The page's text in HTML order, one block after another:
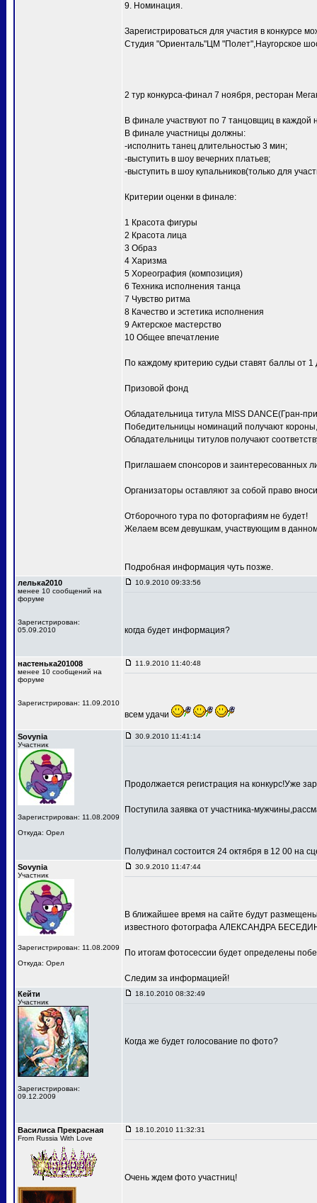
9. Номинация.
Зарегистрироваться для участия в конкурсе
Студия "Ориенталь"ЦМ "Полет",Наугорское
2 тур конкурса-финал 7 ноября, ресторан
В финале участвуют по 7 танцовщиц в каждой
В финале участницы должны:
-исполнить танец длительностью 3 мин;
-выступить в шоу вечерних платьев;
-выступить в шоу купальников(только для
Критерии оценки в финале:
1 Красота фигуры
2 Красота лица
3 Образ
4 Харизма
5 Хореография (композиция)
6 Техника исполнения танца
7 Чувство ритма
8 Качество и эстетика исполнения
9 Актерское мастерство
10 Общее впечатление
По каждому критерию судьи ставят баллы от
Призовой фонд
Обладательница титула MISS DANCE(Гран-
Победительницы номинаций получают
Обладательницы титулов получают
Приглашаем спонсоров и заинтересованных
Организаторы оставляют за собой право
Отборочного тура по фоторгафиям не будет!
Желаем всем девушкам, участвующим в данном
Подробная информация чуть позже.
лелька2010
менее 10 сообщений на
форуме
Зарегистрирован:
05.09.2010
10.9.2010 09:33:56
когда будет информация?
настенька201008
менее 10 сообщений на
форуме
Зарегистрирован: 11.09.2010
11.9.2010 11:40:48
всем удачи
Sovynia
Участник
Зарегистрирован: 11.08.2009
Откуда: Орел
30.9.2010 11:41:14
Продолжается регистрация на конкурс!Уже
Поступила заявка от участника-
Полуфинал состоится 24 октября в 12 00 на
Sovynia
Участник
Зарегистрирован: 11.08.2009
Откуда: Орел
30.9.2010 11:47:44
В ближайшее время на сайте будут
известного фотографа АЛЕКСАНДРА
По итогам фотосессии будет определены
Следим за информацией!
Кейти
Участник
Зарегистрирован:
09.12.2009
18.10.2010 08:32:49
Когда же будет голосование по фото?
Василиса Прекрасная
From Russia With Love
18.10.2010 11:32:31
Очень ждем фото участниц!